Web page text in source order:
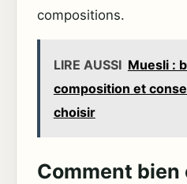
compositions.
LIRE AUSSI Muesli :
composition et
choisir
Comment bien